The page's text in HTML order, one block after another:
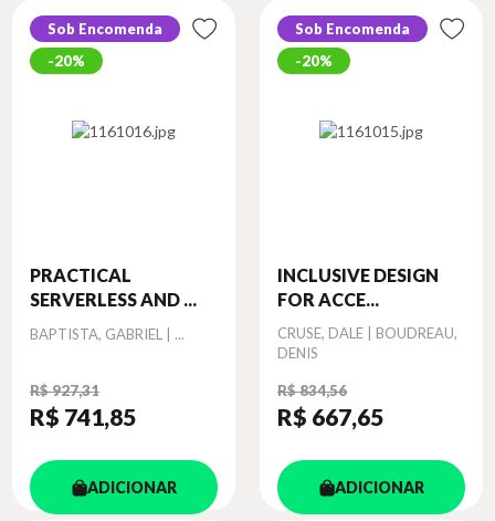
Sob Encomenda
20%
PRACTICAL
SERVERLESS AND ...
Autor
BAPTISTA, GABRIEL | ...
R$ 927,31
R$ 741,85
ADICIONAR
Sob Encomenda
20%
INCLUSIVE DESIGN
FOR ACCE...
Autor
CRUSE, DALE | BOUDREAU,
DENIS
R$ 834,56
R$ 667,65
ADICIONAR